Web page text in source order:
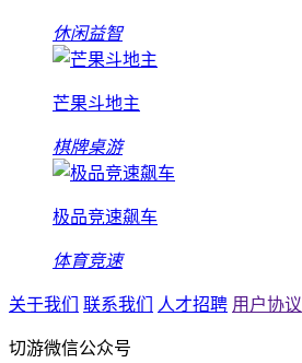
休闲益智
芒果斗地主
棋牌桌游
极品竞速飙车
体育竞速
关于我们 联系我们 人才招聘 用户协议
切游微信公众号